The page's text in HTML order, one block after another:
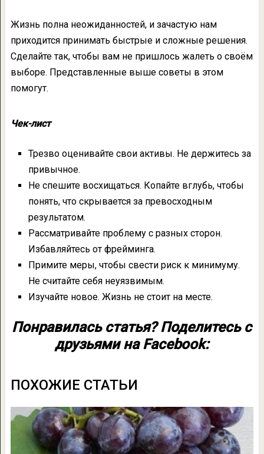
Жизнь полна неожиданностей, и зачастую нам
приходится принимать быстрые и сложные решения.
Сделайте так, чтобы вам не пришлось жалеть о своём
выборе. Представленные выше советы в этом
помогут.
Чек-лист
Трезво оценивайте свои активы. Не держитесь за
привычное.
Не спешите восхищаться. Копайте вглубь, чтобы
понять, что скрывается за превосходным
результатом.
Рассматривайте проблему с разных сторон.
Избавляйтесь от фрейминга.
Примите меры, чтобы свести риск к минимуму.
Не считайте себя неуязвимым.
Изучайте новое. Жизнь не стоит на месте.
Понравилась статья? Поделитесь с
друзьями на Facebook:
ПОХОЖИЕ СТАТЬИ